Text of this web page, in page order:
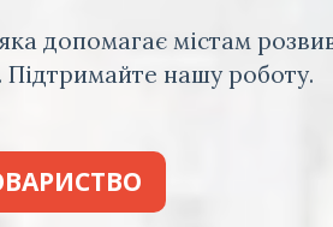
допомагає містам
нашу роботу.